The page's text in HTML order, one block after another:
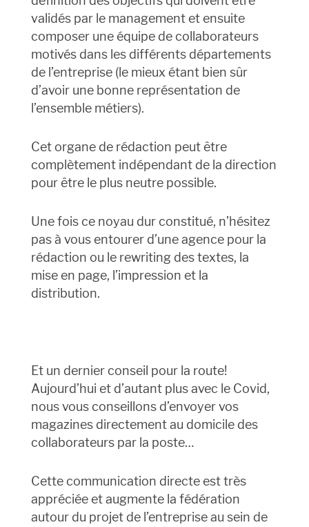
validés par le management et ensuite
composer une équipe de collaborateurs
motivés dans les différents départements
de l’entreprise (le mieux étant bien sûr
d’avoir une bonne représentation de
l’ensemble métiers).
Cet organe de rédaction peut être
complètement indépendant de la direction
pour être le plus neutre possible.
Une fois ce noyau dur constitué, n’hésitez
pas à vous entourer d’une agence pour la
rédaction ou le rewriting des textes, la
mise en page, l’impression et la
distribution.
Et un dernier conseil pour la route!
Aujourd’hui et d’autant plus avec le Covid,
nous vous conseillons d’envoyer vos
magazines directement au domicile des
collaborateurs par la poste…
Cette communication directe est très
appréciée et augmente la fédération
autour du projet de l’entreprise au sein de